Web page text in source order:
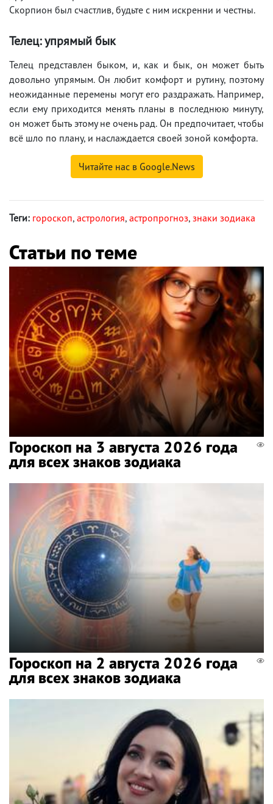
Скорпион был счастлив, будьте с ним искренни и честны.
Телец: упрямый бык
Телец представлен быком, и, как и бык, он может быть
довольно упрямым. Он любит комфорт и рутину, поэтому
неожиданные перемены могут его раздражать. Например,
если ему приходится менять планы в последнюю минуту,
он может быть этому не очень рад. Он предпочитает, чтобы
всё шло по плану, и наслаждается своей зоной комфорта.
Читайте нас в Google.News
Теги: гороскоп, астрология, астропрогноз, знаки зодиака
Статьи по теме
Гороскоп на 3 августа 2026 года
для всех знаков зодиака
Гороскоп на 2 августа 2026 года
для всех знаков зодиака